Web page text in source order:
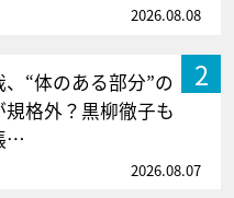
2026.08.08
2
、“体のある部分”の
規格外？黒柳徹子も
…
2026.08.07